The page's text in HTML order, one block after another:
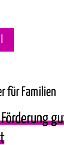
für Familien